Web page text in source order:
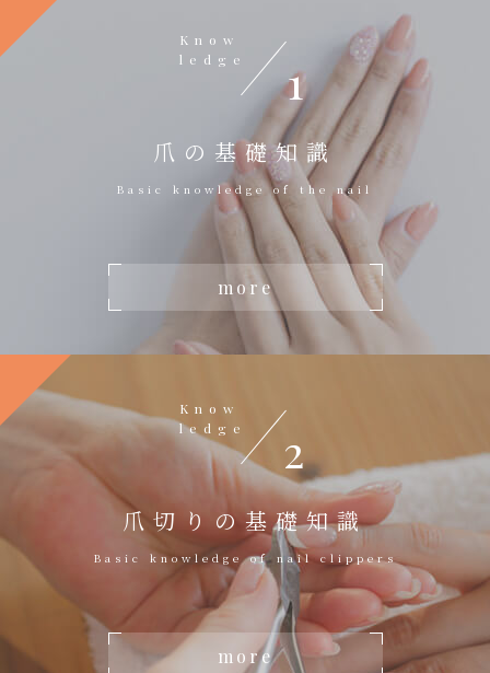
Know
ledge
1
爪の基礎知識
Basic knowledge of the nail
more
Know
ledge
2
爪切りの基礎知識
Basic knowledge of nail clippers
more